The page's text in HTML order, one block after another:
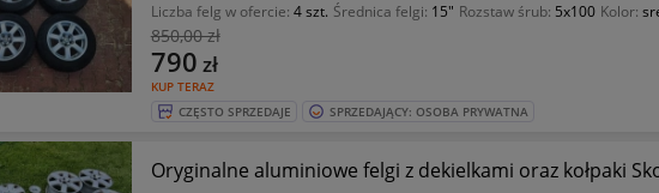
Liczba felg w ofercie: 4 szt. Średnica felgi: 15" Rozstaw śrub: 5x100 Kolor:
850,00 zł
KUP TERAZ
790 zł
CZĘSTO SPRZEDAJE SPRZEDAJĄCY: OSOBA PRYWATNA
Oryginalne aluminiowe felgi z dekielkami oraz kołpaki